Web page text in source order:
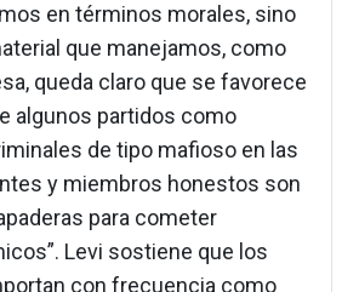
en términos morales, sino
que manejamos, como
queda claro que se favorece
algunos partidos como
de tipo mafioso en las
y miembros honestos son
para cometer
Levi sostiene que los
con frecuencia como